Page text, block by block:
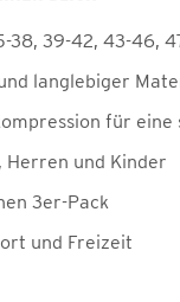
38, 39-42, 43-46,
langlebiger
für eine
Herren und Kinder
3er-Pack
und Freizeit